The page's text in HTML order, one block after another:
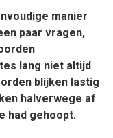
manier
paar vragen,
lang niet altijd
blijken lastig
halverwege af
had gehoopt.